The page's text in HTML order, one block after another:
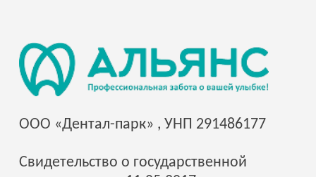
ООО «Дентал-парк» , УНП 291486177
Свидетельство о государственной